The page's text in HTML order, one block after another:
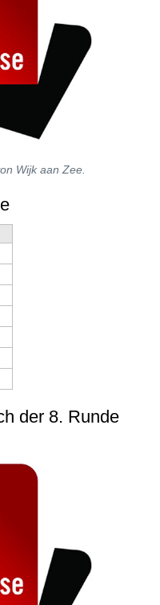
Wijk aan Zee.
der 8. Runde